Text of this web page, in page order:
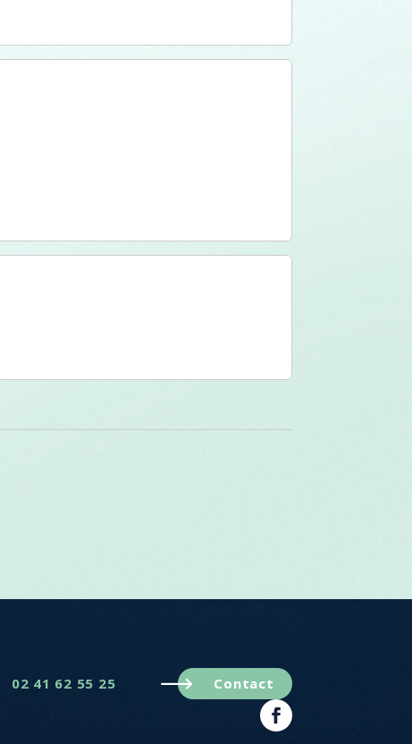
02 41 62 55 25 Contact